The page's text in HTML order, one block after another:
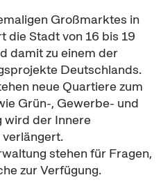
Großmarktes in
die Stadt von 16 bis 19
damit zu einem der
Deutschlands.
neue Quartiere zum
Grün-, Gewerbe- und
wird der Innere
verlängert.
stehen für Fragen,
zur Verfügung.